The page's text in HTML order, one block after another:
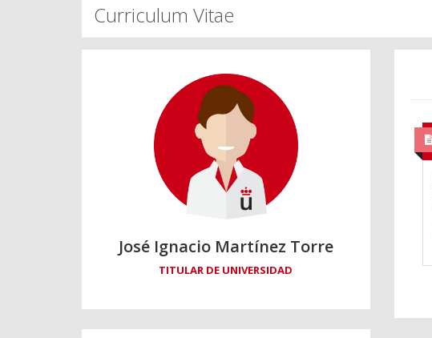
Curriculum Vitae
José Ignacio Martínez Torre
TITULAR DE UNIVERSIDAD